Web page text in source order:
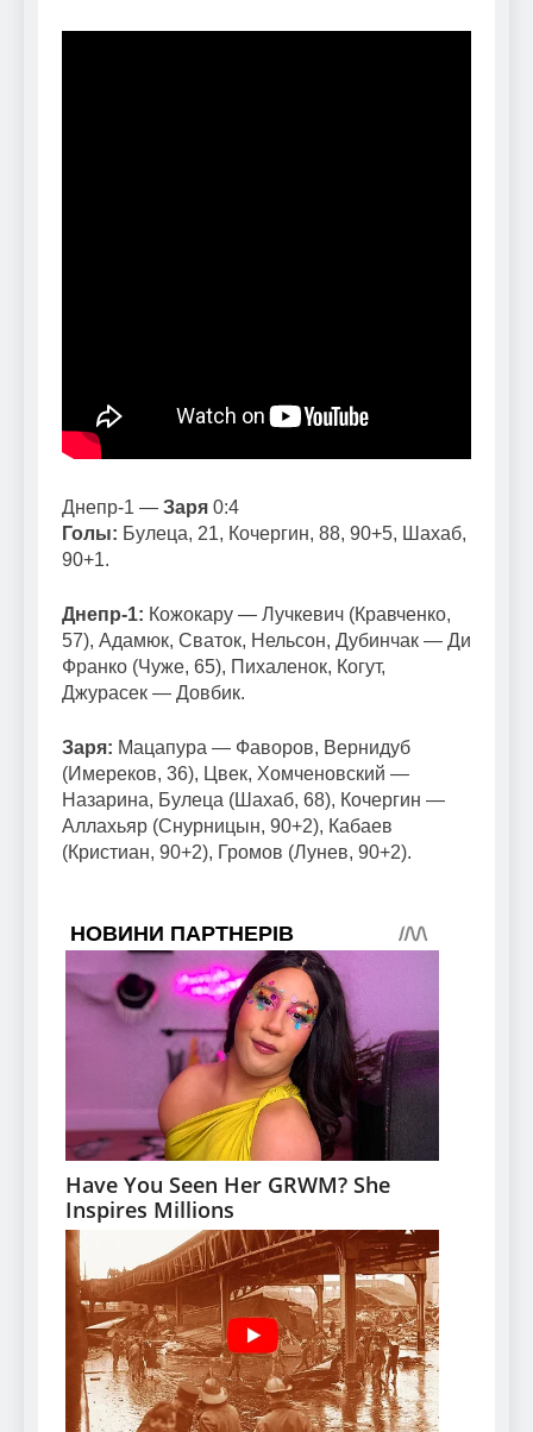
Днепр-1 — Заря 0:4
Голы: Булеца, 21, Кочергин, 88, 90+5, Шахаб,
90+1.
Днепр-1: Кожокару — Лучкевич (Кравченко,
57), Адамюк, Сваток, Нельсон, Дубинчак — Ди
Франко (Чуже, 65), Пихаленок, Когут,
Джурасек — Довбик.
Заря: Мацапура — Фаворов, Вернидуб
(Имереков, 36), Цвек, Хомченовский —
Назарина, Булеца (Шахаб, 68), Кочергин —
Аллахьяр (Снурницын, 90+2), Кабаев
(Кристиан, 90+2), Громов (Лунев, 90+2).